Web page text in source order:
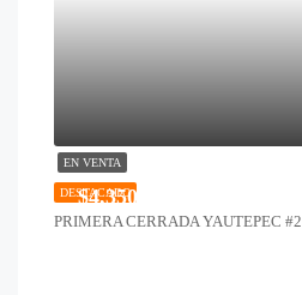
EN VENTA
DESTACADO
$4,350,000
PRIMERA CERRADA YAUTEPEC #2